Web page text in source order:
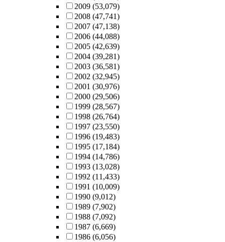
2009 (53,079)
2008 (47,741)
2007 (47,138)
2006 (44,088)
2005 (42,639)
2004 (39,281)
2003 (36,581)
2002 (32,945)
2001 (30,976)
2000 (29,506)
1999 (28,567)
1998 (26,764)
1997 (23,550)
1996 (19,483)
1995 (17,184)
1994 (14,786)
1993 (13,028)
1992 (11,433)
1991 (10,009)
1990 (9,012)
1989 (7,902)
1988 (7,092)
1987 (6,669)
1986 (6,056)